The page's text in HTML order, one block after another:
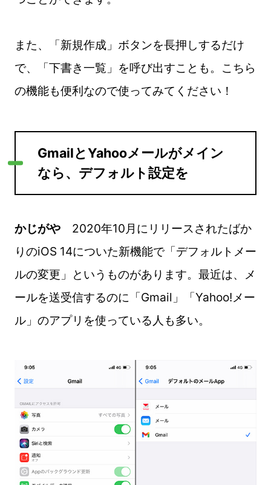
また、「新規作成」ボタンを長押しするだけ
で、「下書き一覧」を呼び出すことも。こちら
の機能も便利なので使ってみてください！
GmailとYahooメールがメイン
なら、デフォルト設定を
かじがや 2020年10月にリリースされたばか
りのiOS 14についた新機能で「デフォルトメー
ルの変更」というものがあります。最近は、メ
ールを送受信するのに「Gmail」「Yahoo!メー
ル」のアプリを使っている人も多い。